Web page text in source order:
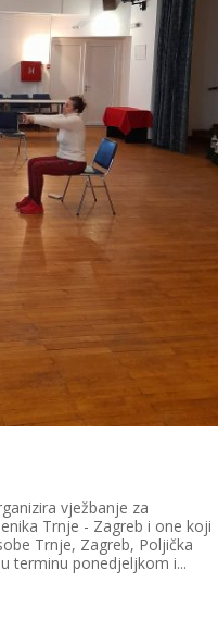
vježbanje za
Trnje - Zagreb i one koji
Trnje, Zagreb, Poljička
terminu ponedjeljkom i...